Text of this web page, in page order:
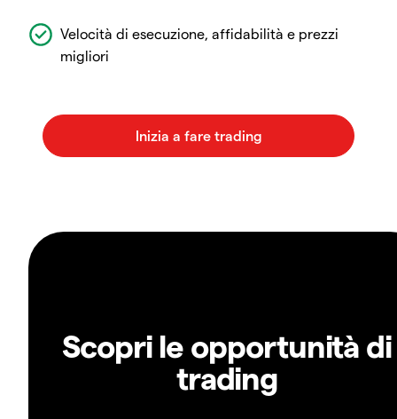
Velocità di esecuzione, affidabilità e prezzi
migliori
Scopri le opportunità di
trading